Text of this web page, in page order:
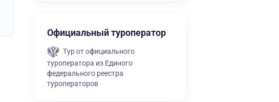
Официальный туроператор
Тур от официального
туроператора из Единого
федерального реестра
туроператоров